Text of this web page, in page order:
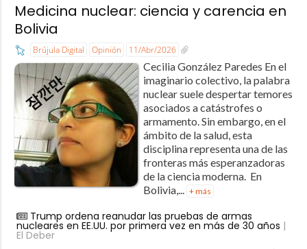
Medicina nuclear: ciencia y carencia en
Bolivia
Brújula Digital Opinión 11/Abr/2026
Cecilia González Paredes En el
imaginario colectivo, la palabra
nuclear suele despertar temores
asociados a catástrofes o
armamento. Sin embargo, en el
ámbito de la salud, esta
disciplina representa una de las
fronteras más esperanzadoras
de la ciencia moderna. En
Bolivia,...
+ más
Trump ordena reanudar las pruebas de armas
nucleares en EE.UU. por primera vez en más de 30 años |
El Deber